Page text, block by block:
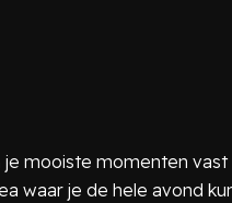
mooiste momenten
waar je de hele avond